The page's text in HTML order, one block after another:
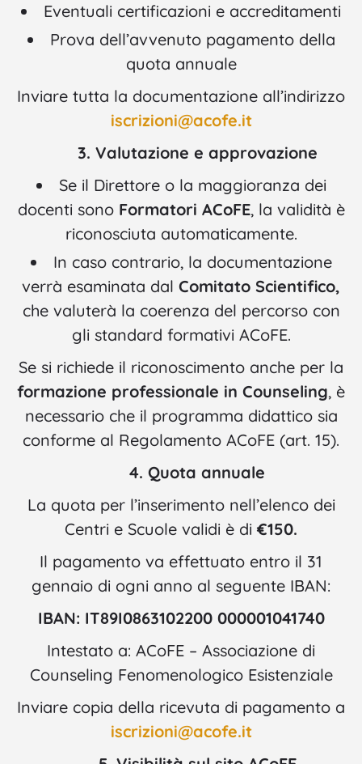
Eventuali certificazioni e accreditamenti
Prova dell’avvenuto pagamento della
quota annuale
Inviare tutta la documentazione all’indirizzo
iscrizioni@acofe.it
3. Valutazione e approvazione
Se il Direttore o la maggioranza dei
docenti sono Formatori ACoFE, la validità è
riconosciuta automaticamente.
In caso contrario, la documentazione
verrà esaminata dal Comitato Scientifico,
che valuterà la coerenza del percorso con
gli standard formativi ACoFE.
Se si richiede il riconoscimento anche per la
formazione professionale in Counseling, è
necessario che il programma didattico sia
conforme al Regolamento ACoFE (art. 15).
4. Quota annuale
La quota per l’inserimento nell’elenco dei
Centri e Scuole validi è di €150.
Il pagamento va effettuato entro il 31
gennaio di ogni anno al seguente IBAN:
IBAN: IT89I0863102200 000001041740
Intestato a: ACoFE – Associazione di
Counseling Fenomenologico Esistenziale
Inviare copia della ricevuta di pagamento a
iscrizioni@acofe.it